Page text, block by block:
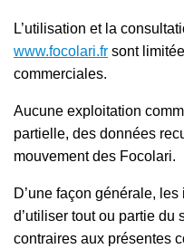
L’utilisation et la
www.focolari.fr sont
commerciales.
Aucune exploitation
partielle, des données
mouvement des Focolari.
D’une façon générale,
d’utiliser tout ou partie du
contraires aux présentes